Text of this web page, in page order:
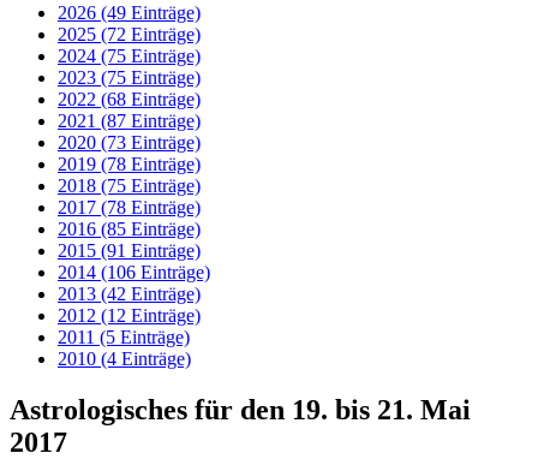
2026 (49 Einträge)
2025 (72 Einträge)
2024 (75 Einträge)
2023 (75 Einträge)
2022 (68 Einträge)
2021 (87 Einträge)
2020 (73 Einträge)
2019 (78 Einträge)
2018 (75 Einträge)
2017 (78 Einträge)
2016 (85 Einträge)
2015 (91 Einträge)
2014 (106 Einträge)
2013 (42 Einträge)
2012 (12 Einträge)
2011 (5 Einträge)
2010 (4 Einträge)
Astrologisches für den 19. bis 21. Mai
2017